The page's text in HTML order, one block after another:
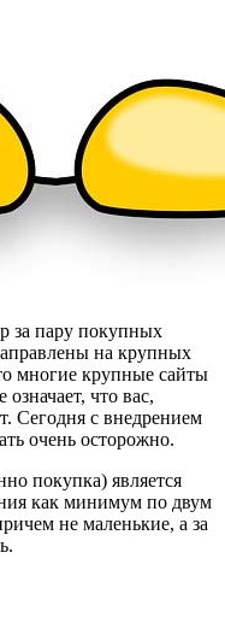
за пару покупных
на крупных
многие крупные сайты
что вас,
Сегодня с внедрением
очень осторожно.
покупка) является
как минимум по двум
не маленькие, а за